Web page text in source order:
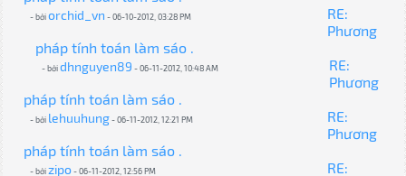
- bởiorchid_vn - 06-10-2012, 03:28 PM
RE:
Phương
pháp tính toán làm sáo .
- bởidhnguyen89 - 06-11-2012, 10:48 AM
RE:
Phương
pháp tính toán làm sáo .
- bởi lehuuhung- 06-11-2012, 12:21 PM
RE:
Phương
pháp tính toán làm sáo .
- bởizipo- 06-11-2012, 12:56 PM
RE: